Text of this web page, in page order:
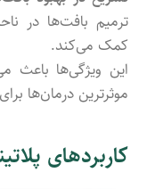
ترمیم بافت‌ها در
کمک می‌کند.
این ویژگی‌ها باعث
موثرترین درمان‌ها
کاربردهای